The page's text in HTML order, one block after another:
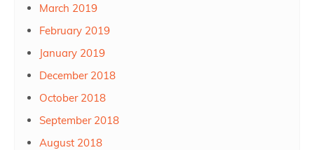
March 2019
February 2019
January 2019
December 2018
October 2018
September 2018
August 2018